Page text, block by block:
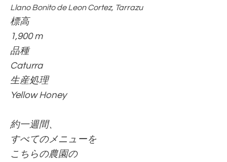
Llano Bonito de Leon Cortez, Tarrazu
標高
1,900 m
品種
Caturra
生産処理
Yellow Honey
約一週間、
すべてのメニューを
こちらの農園の